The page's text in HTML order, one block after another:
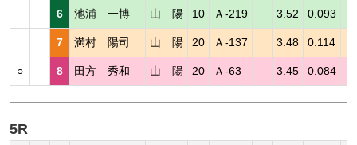
6 池浦 一博 山 陽 10 Ａ-219 3.52 0.093
7 満村 陽司 山 陽 20 Ａ-137 3.48 0.114
○ 8 田方 秀和 山 陽 20 Ａ-63 3.45 0.084
5R